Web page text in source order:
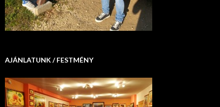
AJÁNLATUNK / FESTMÉNY